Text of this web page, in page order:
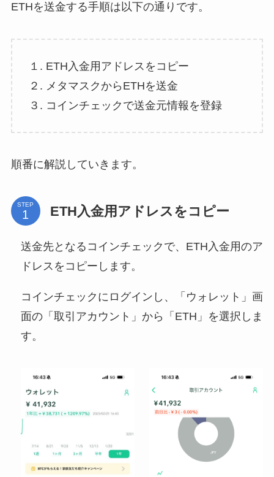
ETHを送金する手順は以下の通りです。
１. ETH入金用アドレスをコピー
２. メタマスクからETHを送金
３. コインチェックで送金元情報を登録
順番に解説していきます。
STEP ETH入金用アドレスをコピー
送金先となるコインチェックで、ETH入金用のア
ドレスをコピーします。
コインチェックにログインし、「ウォレット」画
面の「取引アカウント」から「ETH」を選択しま
す。